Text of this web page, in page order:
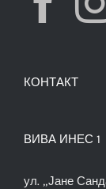
КОНТАКТ
ВИВА ИНЕС 1
ул. „Јане